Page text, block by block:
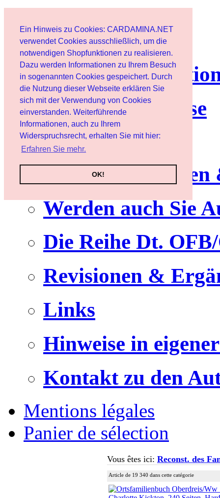
Ein Hinweis zu Cookies: CARDAMINA.NET
verwendet Cookies ausschließlich, um die
notwendigen Shopfunktionen zu realisieren.
Dazu werden Informationen zu Ihrem Besuch
in sogenannten Cookies gespeichert. Durch
die Nutzung dieser Webseite erklären Sie
sich mit der Verwendung von Cookies
einverstanden. Weiterführende
Informationen, auch zu Ihrem
Widerspruchsrecht, erhalten Sie mit hier:
Erfahren Sie mehr.
OK!
Client
lettre
Nutzungshinweise
Service
Werden auch Sie
Die Reihe Dt.
Revisionen &
Links
Hinweise in
Kontakt zu den
Mentions légales
Panier de sélection
Vous êtes ici: Reconst. des
Article de 19 340 dans cette catégorie